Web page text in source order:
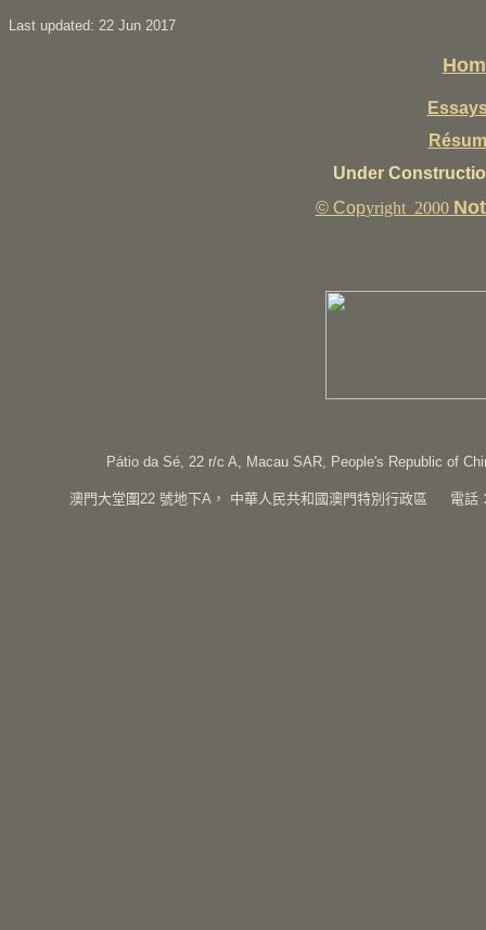
Last updated: 22 Jun 2017
Under
© Copyright 2000
Pátio da Sé, 22 r/c A, Macau SAR, People's Republic of
澳門大堂圍22 號地下A ， 中華人民共和國澳門特別行政區 電話